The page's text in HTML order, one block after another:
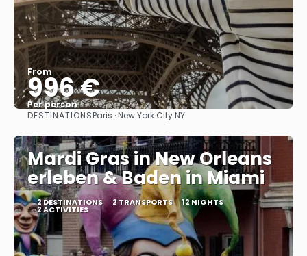
From
996 €
Per person
See
DESTINATIONSParis · New York City NY
Mardi Gras in New Orleans
erleben & Baden in Miami
2 DESTINATIONS 2 TRANSPORTS 12 NIGHTS
2 ACTIVITIES